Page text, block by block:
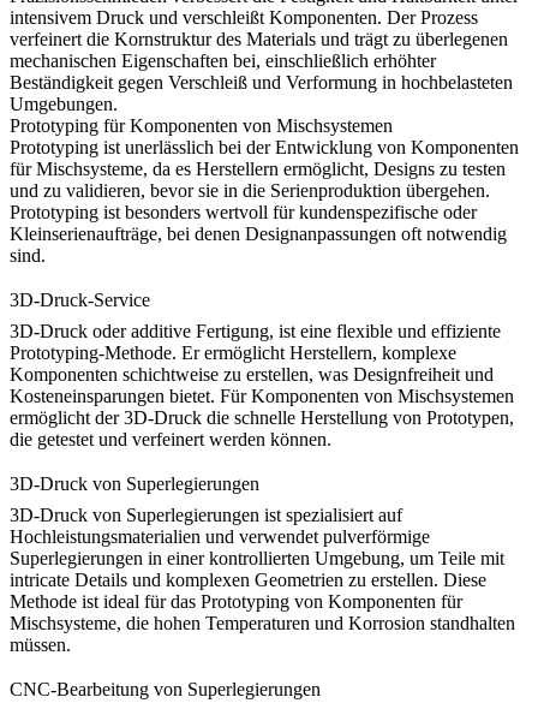
intensivem Druck und verschleißt Komponenten. Der Prozess
verfeinert die Kornstruktur des Materials und trägt zu überlegenen
mechanischen Eigenschaften bei, einschließlich erhöhter
Beständigkeit gegen Verschleiß und Verformung in hochbelasteten
Umgebungen.
Prototyping für Komponenten von Mischsystemen
Prototyping ist unerlässlich bei der Entwicklung von Komponenten
für Mischsysteme, da es Herstellern ermöglicht, Designs zu testen
und zu validieren, bevor sie in die Serienproduktion übergehen.
Prototyping ist besonders wertvoll für kundenspezifische oder
Kleinserienaufträge, bei denen Designanpassungen oft notwendig
sind.
3D-Druck-Service
3D-Druck oder additive Fertigung, ist eine flexible und effiziente
Prototyping-Methode. Er ermöglicht Herstellern, komplexe
Komponenten schichtweise zu erstellen, was Designfreiheit und
Kosteneinsparungen bietet. Für Komponenten von Mischsystemen
ermöglicht der 3D-Druck die schnelle Herstellung von Prototypen,
die getestet und verfeinert werden können.
3D-Druck von Superlegierungen
3D-Druck von Superlegierungen ist spezialisiert auf
Hochleistungsmaterialien und verwendet pulverförmige
Superlegierungen in einer kontrollierten Umgebung, um Teile mit
intricate Details und komplexen Geometrien zu erstellen. Diese
Methode ist ideal für das Prototyping von Komponenten für
Mischsysteme, die hohen Temperaturen und Korrosion standhalten
müssen.
CNC-Bearbeitung von Superlegierungen